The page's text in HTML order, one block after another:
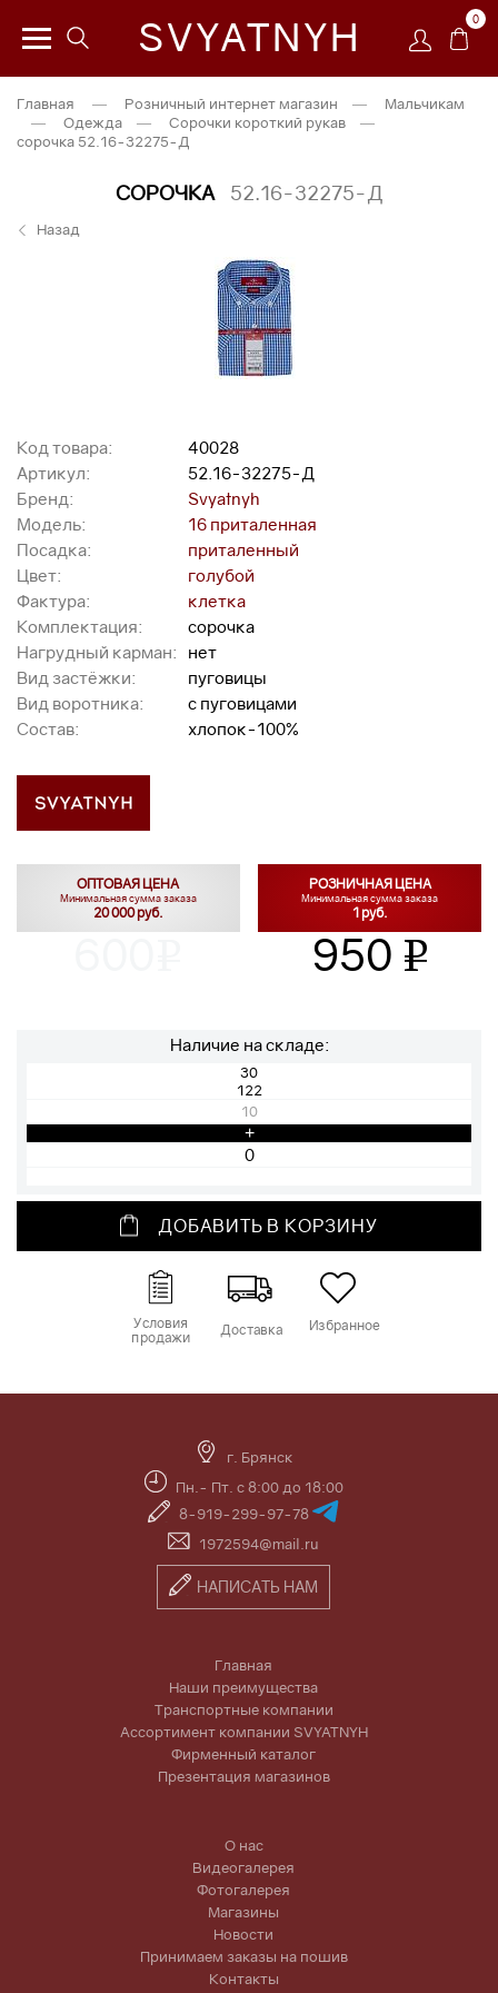
SVYATNYH 0
Главная — Розничный интернет магазин —
Мальчикам
—
Одежда — Сорочки короткий рукав
—
сорочка 52.16-32275-Д
СОРОЧКА 52.16-32275-Д
Назад
Код товара:
40028
Артикул:
52.16-32275-Д
Бренд:
Svyatnyh
Модель:
16 приталенная
Посадка:
приталенный
Цвет:
голубой
Фактура:
клетка
Комплектация:
сорочка
Нагрудный карман:
нет
Вид застёжки:
пуговицы
Вид воротника:
с пуговицами
Состав:
хлопок-100%
ОПТОВАЯ ЦЕНА
Минимальная сумма заказа
20 000 руб.
РОЗНИЧНАЯ ЦЕНА
Минимальная сумма заказа
1 руб.
950 v
Наличие на складе:
30
122
10
+
ДОБАВИТЬ В КОРЗИНУ
Условия
продажи Доставка Избранное
г. Брянск
Пн.- Пт. с 8:00 до 18:00
8-919-299-97-78
1972594@mail.ru
НАПИСАТЬ НАМ
Главная
Наши преимущества
Транспортные компании
Ассортимент компании SVYATNYH
Фирменный каталог
Презентация магазинов
О нас
Видеогалерея
Фотогалерея
Магазины
Новости
Принимаем заказы на пошив
Контакты